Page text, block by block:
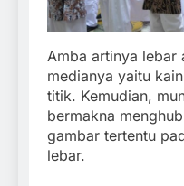
Amba artinya lebar
medianya yaitu
titik. Kemudian,
bermakna
gambar tertentu
lebar.